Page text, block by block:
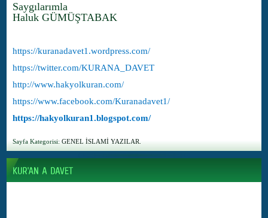
Saygılarımla
Haluk GÜMÜŞTABAK
https://kuranadavet1.wordpress.com/
https://twitter.com/KURANA_DAVET
http://www.hakyolkuran.com/
https://www.facebook.com/Kuranadavet1/
https://hakyolkuran1.blogspot.com/
Sayfa Kategorisi: GENEL İSLAMİ YAZILAR.